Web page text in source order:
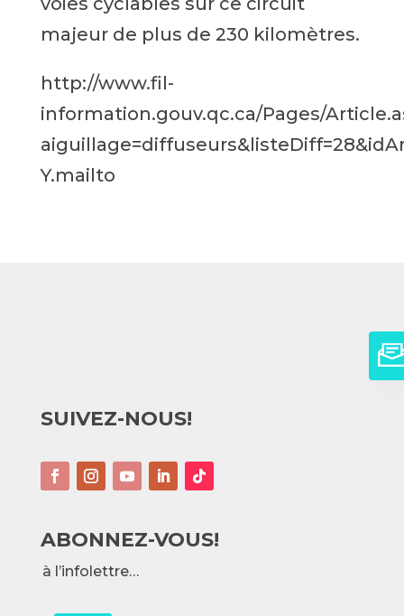
majeur de plus de 230 kilomètres.
http://www.fil-
information.gouv.qc.ca/Pages/
Y.mailto
SUIVEZ-NOUS!
ABONNEZ-VOUS!
à l’infolettre…